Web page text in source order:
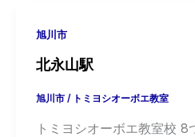
旭川市
北永山駅
旭川市/ トミヨシオーボエ教室
トミヨシオーボエ教室校